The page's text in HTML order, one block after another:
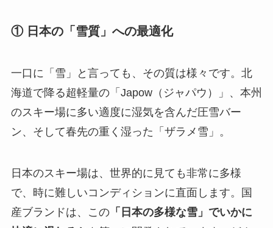
① 日本の「雪質」への最適化
一口に「雪」と言っても、その質は様々です。北
海道で降る超軽量の「Japow（ジャパウ）」、本州
のスキー場に多い適度に湿気を含んだ圧雪バー
ン、そして春先の重く湿った「ザラメ雪」。
日本のスキー場は、世界的に見ても非常に多様
で、時に難しいコンディションに直面します。国
産ブランドは、この「日本の多様な雪」でいかに